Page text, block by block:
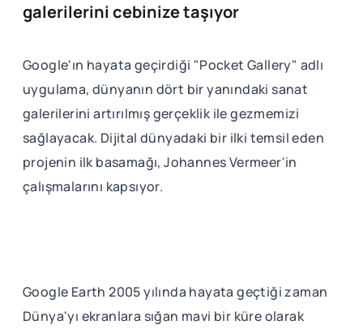
galerilerini cebinize taşıyor
Google'ın hayata geçirdiği "Pocket Gallery" adlı
uygulama, dünyanın dört bir yanındaki sanat
galerilerini artırılmış gerçeklik ile gezmemizi
sağlayacak. Dijital dünyadaki bir ilki temsil eden
projenin ilk basamağı, Johannes Vermeer'in
çalışmalarını kapsıyor.
Google Earth 2005 yılında hayata geçtiği zaman
Dünya'yı ekranlara sığan mavi bir küre olarak